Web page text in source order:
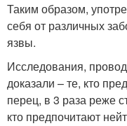
Таким образом,
себя от различных
язвы.
Исследования,
доказали – те, кто
перец, в 3 раза реже
кто предпочитают